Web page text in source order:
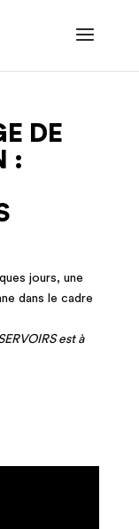
DE
:
jours, une
dans le cadre
est à